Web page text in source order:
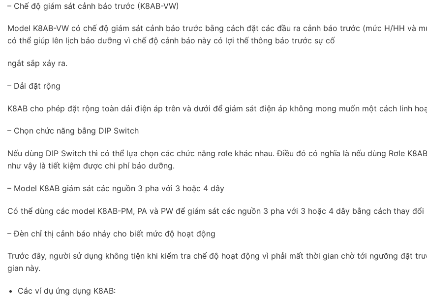
– Chế độ giám sát cảnh báo trước (K8AB-VW)
Model K8AB-VW có chế độ giám sát cảnh báo trước bằng cách đặt các đầu ra cảnh báo trước (mức H/HH và
có thể giúp lên lịch bảo dưỡng vì chế độ cảnh báo này có lợi thế thông báo trước sự cố
ngắt sắp xảy ra.
– Dải đặt rộng
K8AB cho phép đặt rộng toàn dải điện áp trên và dưới để giám sát điện áp không mong muốn một cách linh
– Chọn chức năng bằng DIP Switch
Nếu dùng DIP Switch thì có thể lựa chọn các chức năng rơle khác nhau. Điều đó có nghĩa là nếu dùng Rơle
như vậy là tiết kiệm được chi phí bảo dưỡng.
– Model K8AB giám sát các nguồn 3 pha với 3 hoặc 4 dây
Có thể dùng các model K8AB-PM, PA và PW để giám sát các nguồn 3 pha với 3 hoặc 4 dây bằng cách thay đổi
– Đèn chỉ thị cảnh báo nháy cho biết mức độ hoạt động
Trước đây, người sử dụng không tiện khi kiểm tra chế độ hoạt động vì phải mất thời gian chờ tới ngưỡng đặt
gian này.
Các ví dụ ứng dụng K8AB: